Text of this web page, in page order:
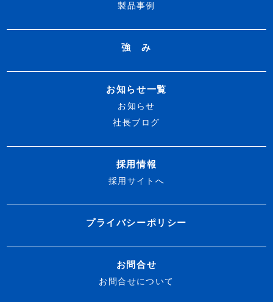
製品事例
強 み
お知らせ一覧
お知らせ
社長ブログ
採用情報
採用サイトへ
プライバシーポリシー
お問合せ
お問合せについて